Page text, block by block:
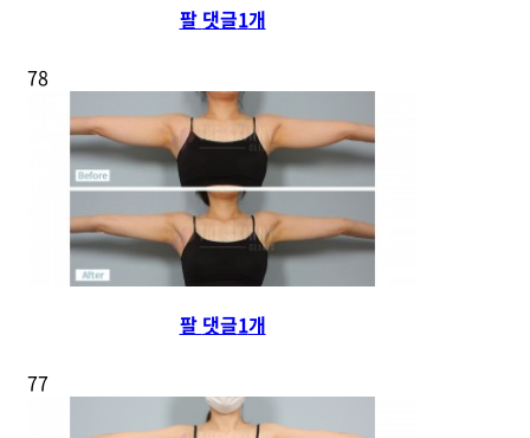
팔 댓글1개
78
팔 댓글1개
77